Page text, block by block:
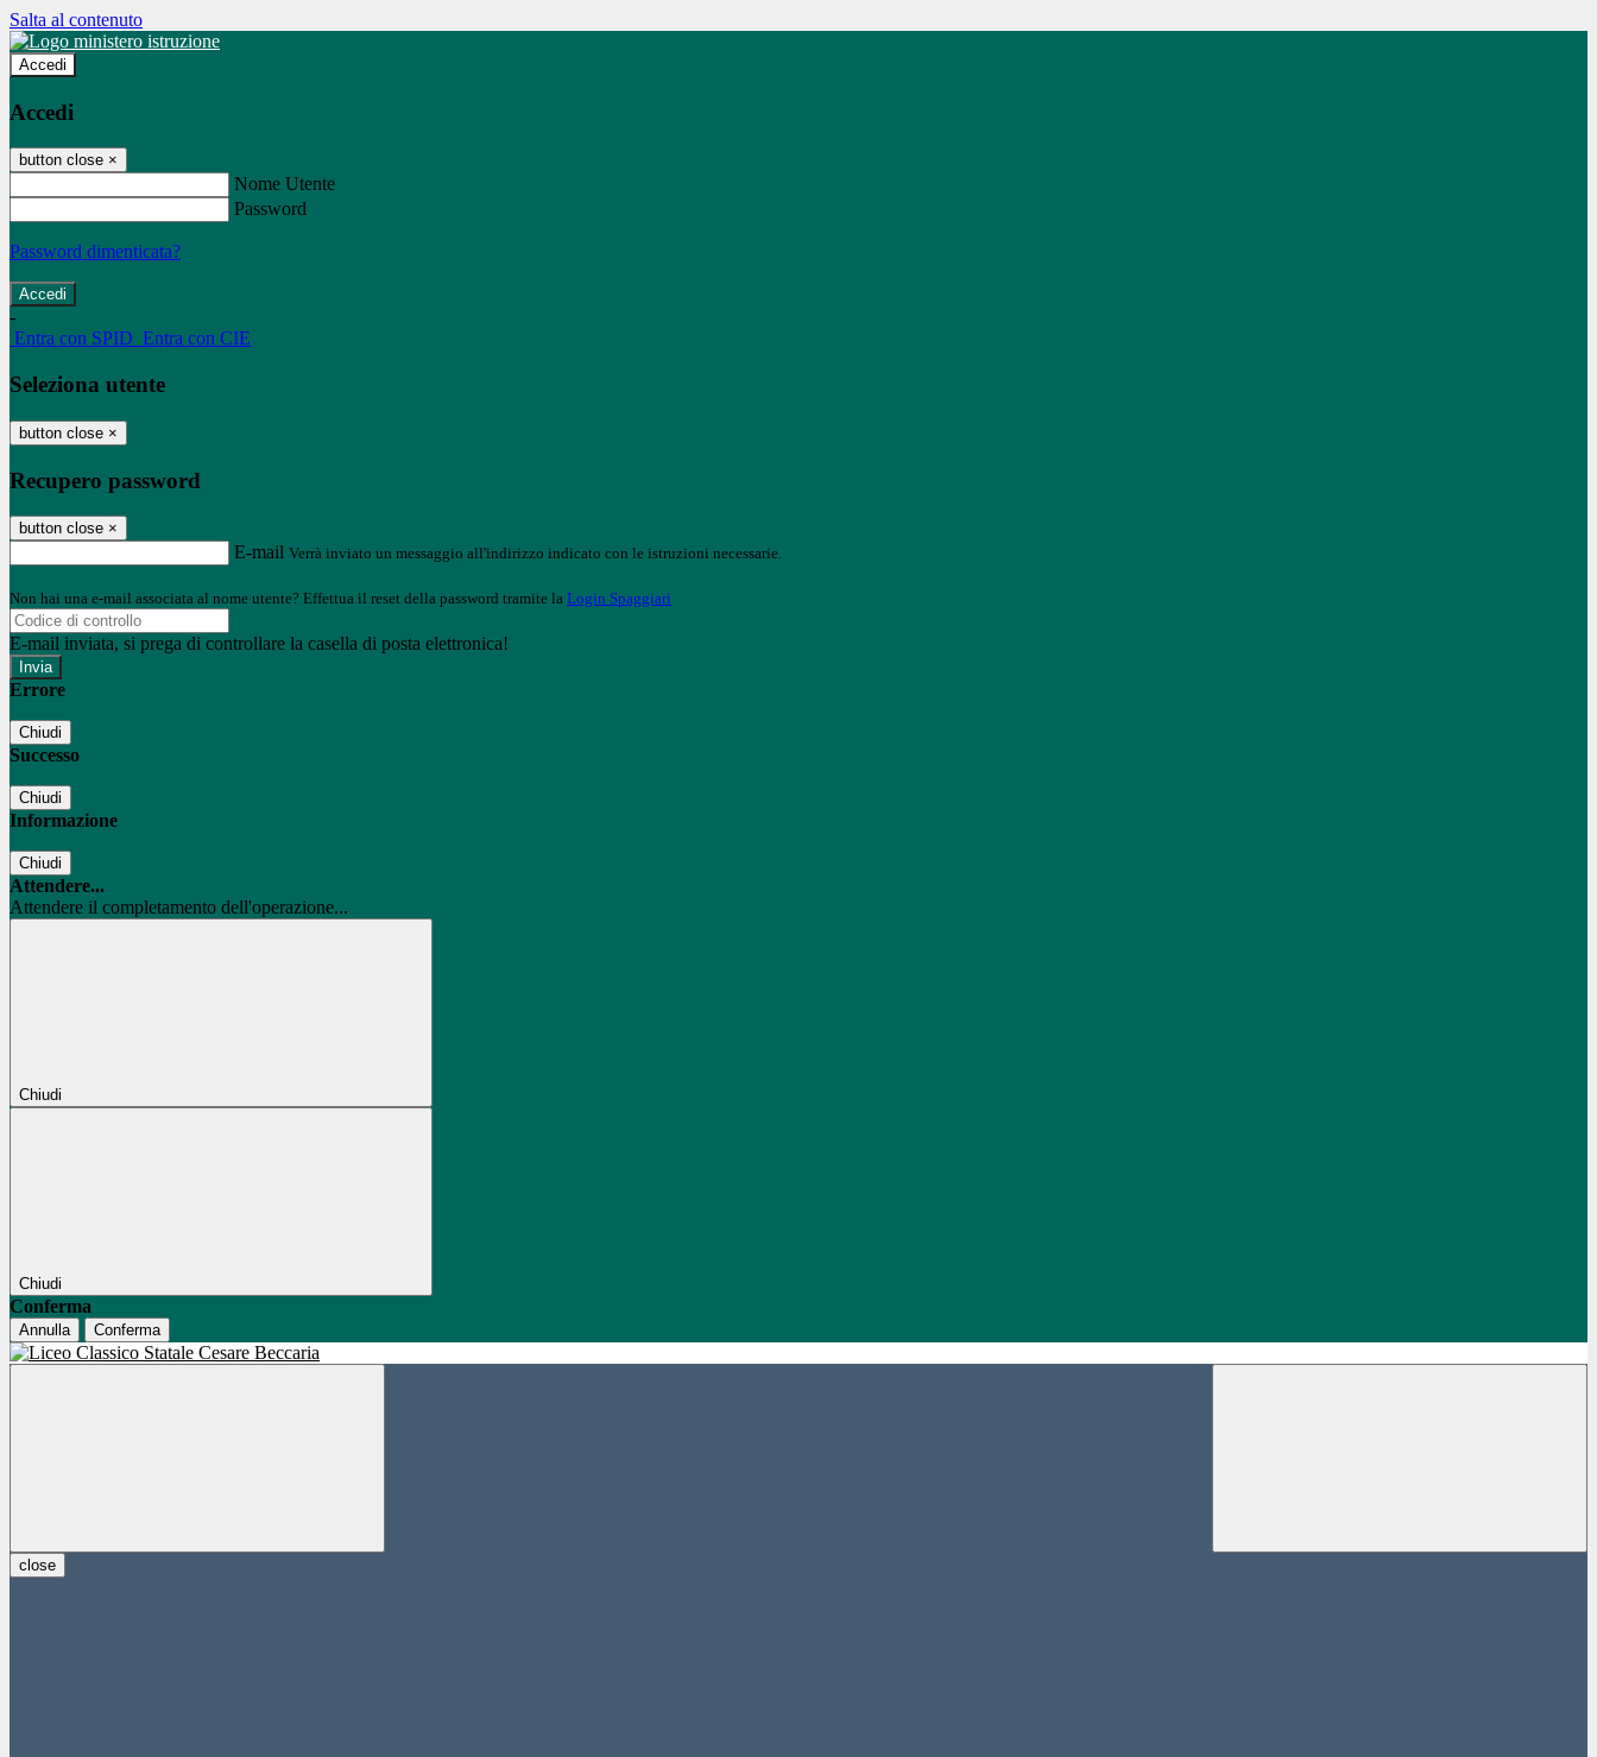
Salta al contenuto
Accedi
Accedi
button close ×
Nome Utente
Password
Password dimenticata?
-
Entra con SPID Entra con CIE
Seleziona utente
button close ×
Recupero password
button close ×
E-mail Verrà inviato un messaggio all'indirizzo indicato con le istruzioni necessarie.
Non hai una e-mail associata al nome utente? Effettua il reset della password tramite la Login Spaggiari
E-mail inviata, si prega di controllare la casella di posta elettronica!
Errore
Chiudi
Successo
Chiudi
Informazione
Chiudi
Attendere...
Attendere il completamento dell'operazione...
Chiudi
Chiudi
Conferma
Annulla Conferma
close